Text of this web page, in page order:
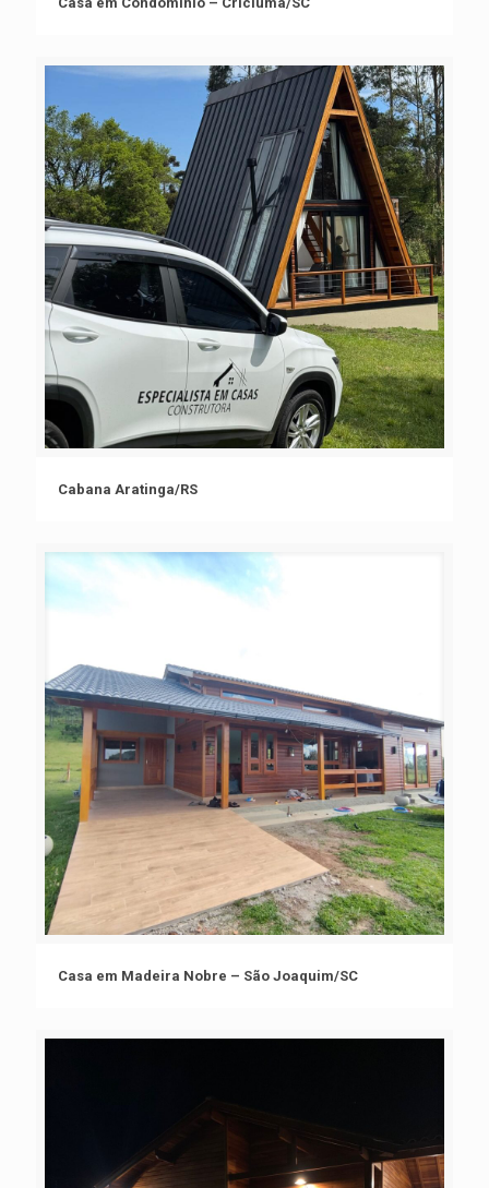
Cabana Aratinga/RS
Cabana Aratinga/RS
Casa em Madeira Nobre – São Joaquim/SC
Casa em Madeira Nobre – São Joaquim/SC